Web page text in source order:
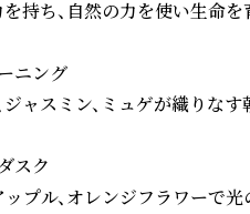
を持ち、自然の力を使い生命
ニング
ジャスミン、ミュゲが織りな
スク
ップル、オレンジフラワーで